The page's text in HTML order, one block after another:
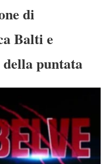
di
Balti e
puntata